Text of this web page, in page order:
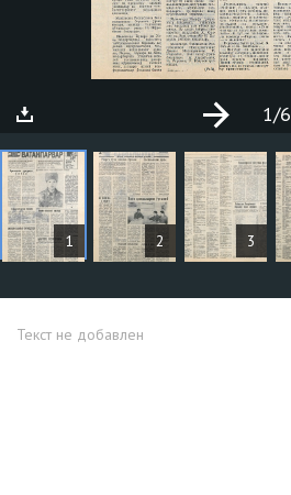
1 2 3
1/6
СТАТЬИ
Текст не добавлен